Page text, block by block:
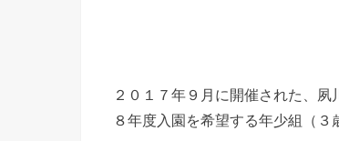
２０１７年９月に開催された、
８年度入園を希望する年少組（３